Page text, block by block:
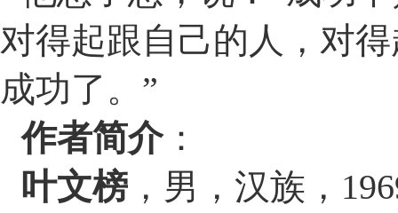
对得起跟自己的人，对
成功了。 ”
作者简介 ：
叶文榜 ，男，汉族，